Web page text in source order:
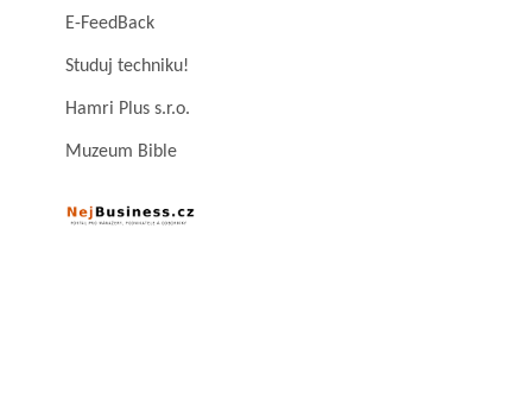
E-FeedBack
Studuj techniku!
Hamri Plus s.r.o.
Muzeum Bible